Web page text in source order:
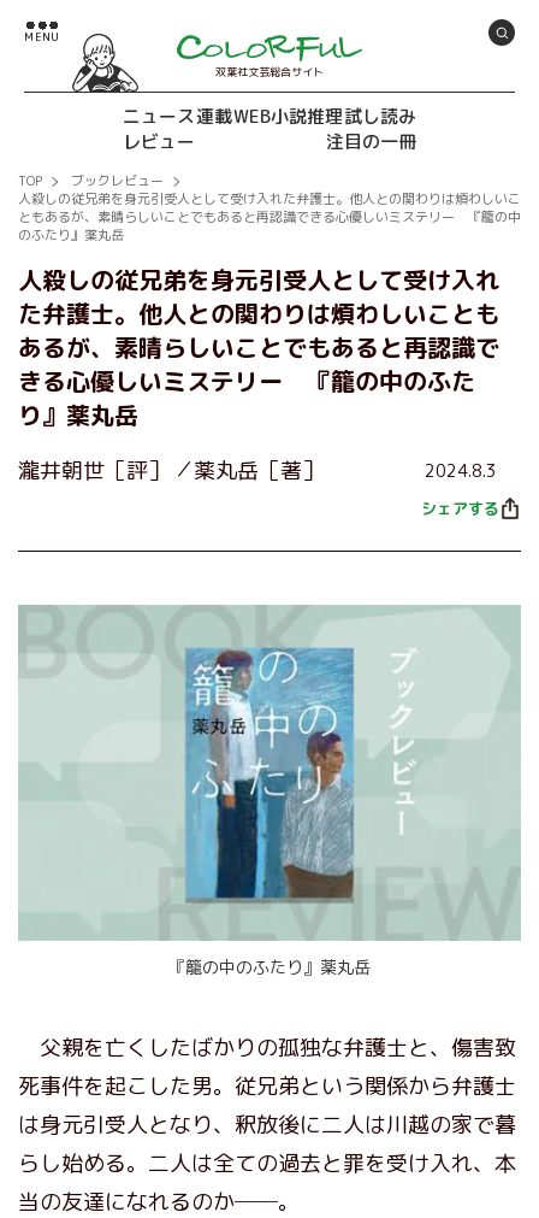
双葉社文芸総合サイト
ニュース連載WEB小説推理試し読み
レビュー
注目の一冊
TOP
ブックレビュー
人殺しの従兄弟を身元引受人として受け入れた弁護士。他人との関わりは煩わしいこ
ともあるが、素晴らしいことでもあると再認識できる心優しいミステリー 『籠の中
のふたり』薬丸岳
人殺しの従兄弟を身元引受人として受け入れ
た弁護士。他人との関わりは煩わしいことも
あるが、素晴らしいことでもあると再認識で
きる心優しいミステリー 『籠の中のふた
り』薬丸岳
瀧井朝世［評］ 薬丸岳［著］ 2024.8.3
シェアする
『籠の中のふたり』薬丸岳
父親を亡くしたばかりの孤独な弁護士と、傷害致
死事件を起こした男。従兄弟という関係から弁護士
は身元引受人となり、釈放後に二人は川越の家で暮
らし始める。二人は全ての過去と罪を受け入れ、本
当の友達になれるのか──。